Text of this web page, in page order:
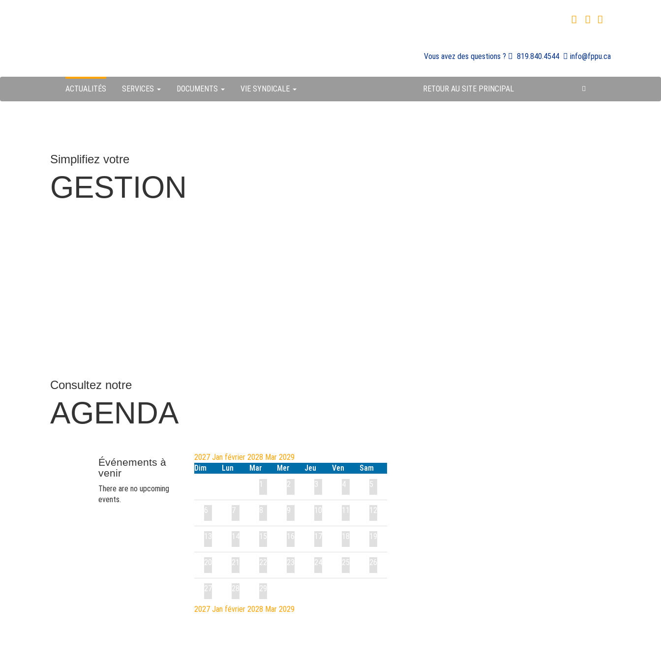
Vous avez des questions ? 819.840.4544 info@fppu.ca
ACTUALITÉS SERVICES DOCUMENTS VIE SYNDICALE RETOUR AU SITE PRINCIPAL
Simplifiez votre
GESTION
Consultez notre
AGENDA
Événements à
venir
There are no upcoming
events.
2027 Jan février 2028 Mar 2029
Dim
Lun Mar Mer Jeu Ven
Sam
1
2 3 4 5
6 7 8 9 10 11 12
13 14 15 16 17 18 19
20 21 22 23 24 25 26
27 28 29
2027 Jan février 2028 Mar 2029